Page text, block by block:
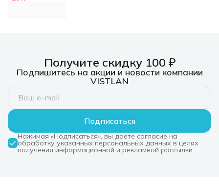
Получите скидку 100 ₽
Подпишитесь на акции и новости компании
VISTLAN
Подписаться
Нажимая «Подписаться», вы даете согласие на
обработку указанных персональных данных в целях
получения информационной и рекламной рассылки